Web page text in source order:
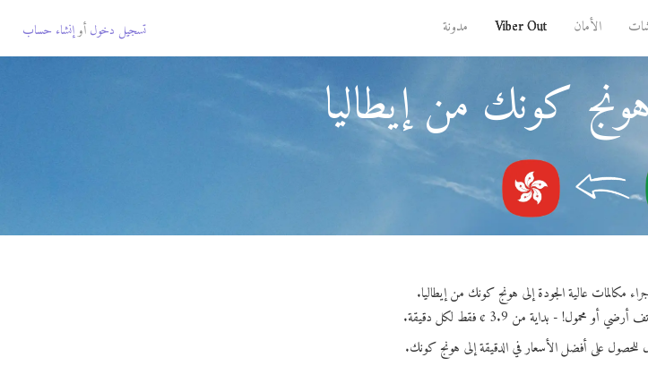
الأمان Viber Out مدونة تسجيل دخول أوإنشاء حساب
كونك من إيطاليا
- بداية من 3.9 ¢ فقط لكل دقيقة.
على أفضل الأسعار في الدقيقة إلى هونج كونك.